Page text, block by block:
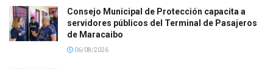
Consejo Municipal de Protección capacita a
servidores públicos del Terminal de Pasajeros
de Maracaibo
06/08/2026